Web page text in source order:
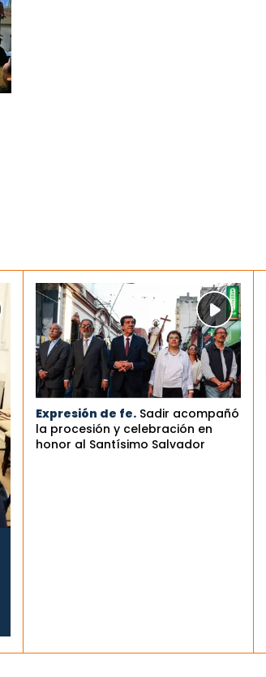
Expresión de fe. Sadir acompañó
la procesión y celebración en
honor al Santísimo Salvador